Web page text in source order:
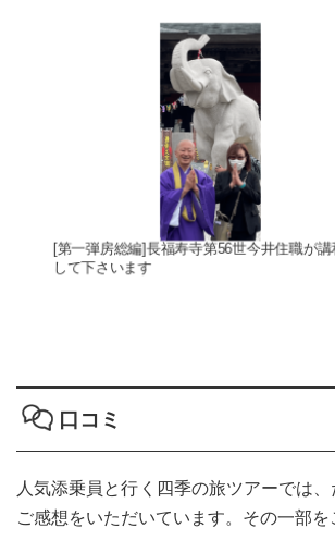
[東国三社スペシャルコース田子企画]龍
参拝後に虹が出ました
口コミ
人気添乗員と行く四季の旅ツアーでは
ご感想をいただいています。その一部を